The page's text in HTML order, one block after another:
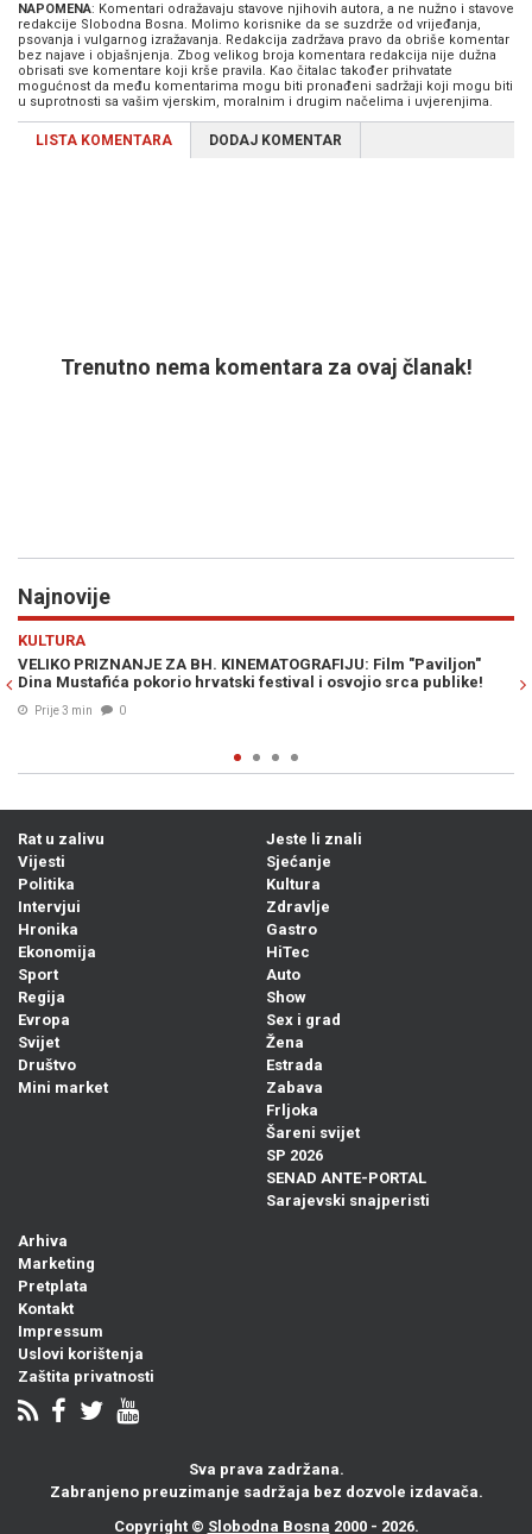
NAPOMENA: Komentari odražavaju stavove njihovih autora, a ne nužno i stavove
redakcije Slobodna Bosna. Molimo korisnike da se suzdrže od vrijeđanja,
psovanja i vulgarnog izražavanja. Redakcija zadržava pravo da obriše komentar
bez najave i objašnjenja. Zbog velikog broja komentara redakcija nije dužna
obrisati sve komentare koji krše pravila. Kao čitalac također prihvatate
mogućnost da među komentarima mogu biti pronađeni sadržaji koji mogu biti
u suprotnosti sa vašim vjerskim, moralnim i drugim načelima i uvjerenjima.
LISTA KOMENTARA DODAJ KOMENTAR
Trenutno nema komentara za ovaj članak!
Najnovije
BH. KINEMATOGRAFIJU: Film "Paviljon"
hrvatski festival i osvojio srca publike!
OPSADNO STANJE U
OSIGURANJE: Iz
Rat u zalivu
Vijesti
Politika
Intervjui
Hronika
Ekonomija
Sport
Regija
Evropa
Svijet
Društvo
Mini market
Jeste li znali
Sjećanje
Kultura
Zdravlje
Gastro
HiTec
Auto
Show
Sex i grad
Žena
Estrada
Zabava
Frljoka
Šareni svijet
SP 2026
SENAD ANTE-PORTAL
Sarajevski snajperisti
Arhiva
Marketing
Pretplata
Kontakt
Impressum
Uslovi korištenja
Zaštita privatnosti
Sva prava zadržana.
Zabranjeno preuzimanje sadržaja bez dozvole izdavača.
Copyright © Slobodna Bosna 2000 - 2026.